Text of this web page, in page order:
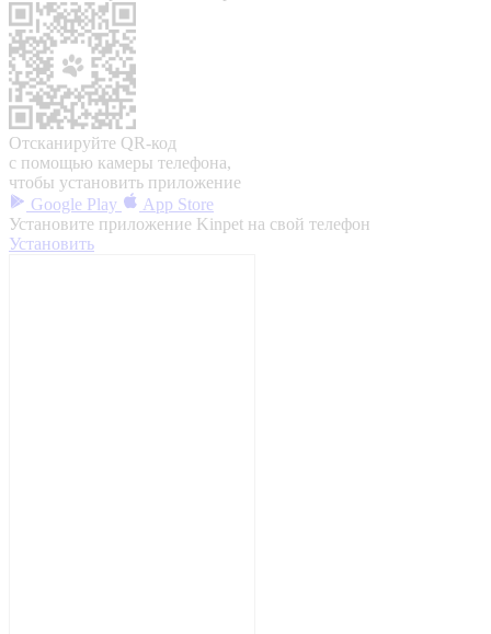
Отсканируйте QR-код
с помощью камеры телефона,
чтобы установить приложение
Google Play
App Store
Установите приложение Kinpet на свой телефон
Установить